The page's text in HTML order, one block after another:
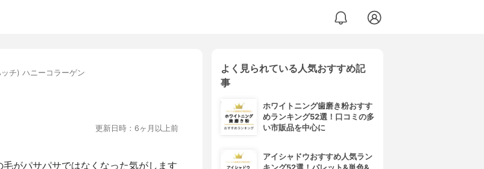
チ) ハニーコラーゲン
更新日時：6ヶ月以上前
がパサパサではなくなった気がします
よく見られている人気おすすめ記
事
ホワイトニング歯磨き粉おすす
めランキング52選！口コミの多
い市販品を中心に
アイシャドウおすすめ人気ラン